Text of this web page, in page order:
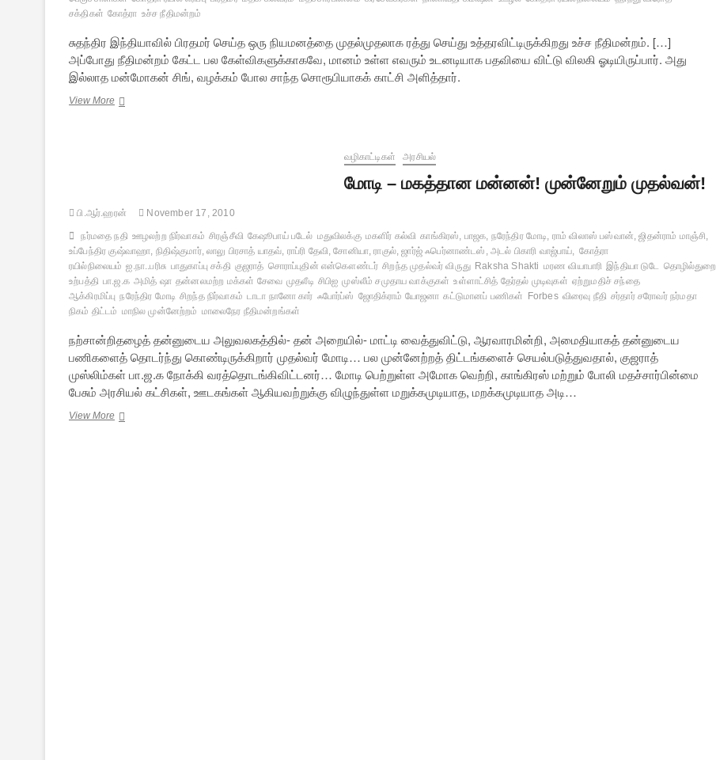
சக்திகள் கோத்ரா உச்ச நீதிமன்றம்
சுதந்திர இந்தியாவில் பிரதமர் செய்த ஒரு நியமனத்தை முதல்முதலாக ரத்து செய்து உத்தரவிட்டிருக்கிறது உச்ச நீதிமன்றம். […]
அப்போது நீதிமன்றம் கேட்ட பல கேள்விகளுக்காகவே, மானம் உள்ள எவரும் உடனடியாக பதவியை விட்டு விலகி ஓடியிருப்பார். அது
இல்லாத மன்மோகன் சிங், வழக்கம் போல சாந்த சொரூபியாகக் காட்சி அளித்தார்.
View Moreமூன்று
வழிகாட்டிகள் அரசியல்
மோடி – மகத்தான மன்னன்! முன்னேறும் முதல்வன்!
பி.ஆர்.ஹரன் November 17, 2010
நர்மதை நதி ஊழலற்ற நிர்வாகம் சிரஞ்சீவி கேஷூபாய் படேல் மதுவிலக்கு மகளிர் கல்வி காங்கிரஸ், பாஜக, நரேந்திர மோடி, ராம் விலாஸ் பஸ்வான், ஜிதன்ராம் மாஞ்சி,
உப்பேந்திர குஷ்வாஹா, நிதிஷ்குமார், லாலு பிரசாத் யாதவ், ராப்ரி தேவி, சோனியா, ராகுல், ஜார்ஜ் ஃபெர்னாண்டஸ், அடல் பிகாரி வாஜ்பாய், கோத்ரா
ரயில்நிலையம் ஐ.நா..பரிசு பாதுகாப்பு சக்தி குஜராத் சொராப்புதின் என்கௌண்டர் சிறந்த முதல்வர் விருது Raksha Shakti மரண வியாபாரி இந்தியா டுடே தொழில்துறை
உற்பத்தி பா.ஜ.க அமித் ஷா தன்னலமற்ற மக்கள் சேவை முதலீடி சிபிஐ முஸ்லீம் சமுதாய வாக்குகள் உள்ளாட்சித் தேர்தல் முடிவுகள் ஏற்றுமதிச் சந்தை
ஆக்கிரமிப்பு நரேந்திர மோடி சிறந்த நிர்வாகம் டாடா நானோ கார் ஃபோர்ப்ஸ் ஜோதிக்ராம் யோஜனா கட்டுமானப் பணிகள் Forbes விரைவு நீதி சர்தார் சரோவர் நர்மதா
நிகம் திட்டம் மாநில முன்னேற்றம் மாலைநேர நீதிமன்றங்கள்
நற்சான்றிதழைத் தன்னுடைய அலுவலகத்தில்- தன் அறையில்- மாட்டி வைத்துவிட்டு, ஆரவாரமின்றி, அமைதியாகத் தன்னுடைய
பணிகளைத் தொடர்ந்து கொண்டிருக்கிறார் முதல்வர் மோடி… பல முன்னேற்றத் திட்டங்களைச் செயல்படுத்துவதால், குஜராத்
முஸ்லிம்கள் பா.ஜ.க நோக்கி வரத்தொடங்கிவிட்டனர்… மோடி பெற்றுள்ள அமோக வெற்றி, காங்கிரஸ் மற்றும் போலி மதச்சார்பின்மை
பேசும் அரசியல் கட்சிகள், ஊடகங்கள் ஆகியவற்றுக்கு விழுந்துள்ள மறுக்கமுடியாத, மறக்கமுடியாத அடி…
View Moreமோடி